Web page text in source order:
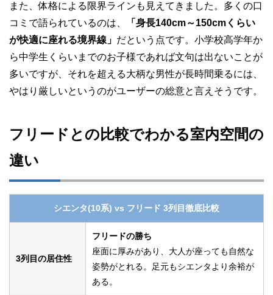
また、体格による限界ラインも見えてきました。多くの口
コミで語られているのは、
「身長140cm～150cmくらい
が快適に座れる境界線」 だという点です。小学校高学年か
ら中学生くらいまでのお子様であれば文句は出ないことが
多いですが、それを超える大柄な男性が長時間乗るには、
やはり厳しいというのがユーザーの総意と言えそうです。
フリードとの比較でわかる室内空間の
違い
シエンタ(10系) vs フリード 3列目徹底比較
3列目の居住性
フリードの勝ち
座面に厚みがあり、大人が座っても自然な
姿勢がとれる。足元もシエンタより余裕が
ある。